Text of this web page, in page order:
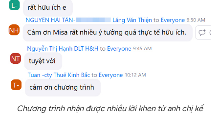
Chương trình nhận được nhiều lời khen từ anh chị kế